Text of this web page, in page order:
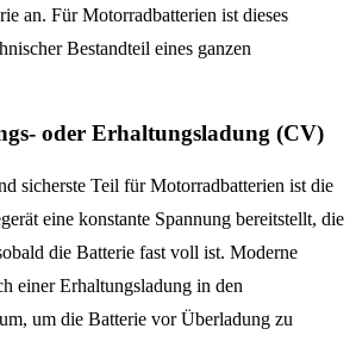
an. Für Motorradbatterien ist dieses
Bestandteil eines ganzen
oder Erhaltungsladung (CV)
sicherste Teil für Motorradbatterien ist die
eine konstante Spannung bereitstellt, die
die Batterie fast voll ist. Moderne
einer Erhaltungsladung in den
um die Batterie vor Überladung zu